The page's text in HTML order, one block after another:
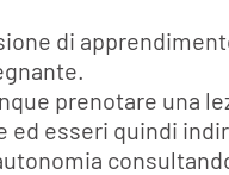
di
prenotare una
esseri quindi